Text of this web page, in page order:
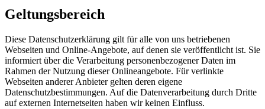
Geltungsbereich
Diese Datenschutzerklärung gilt für alle von uns betriebenen
Webseiten und Online-Angebote, auf denen sie veröffentlicht ist. Sie
informiert über die Verarbeitung personenbezogener Daten im
Rahmen der Nutzung dieser Onlineangebote. Für verlinkte
Webseiten anderer Anbieter gelten deren eigene
Datenschutzbestimmungen. Auf die Datenverarbeitung durch Dritte
auf externen Internetseiten haben wir keinen Einfluss.